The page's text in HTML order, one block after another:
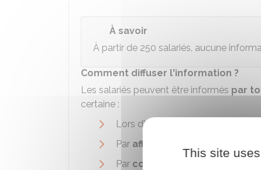
À savoir
À partir de 250 salariés, aucune
Comment diffuser l'information ?
Les salariés peuvent être informés par
certaine :
Lors d'une
Par affichage
Par courrier électronique
This site